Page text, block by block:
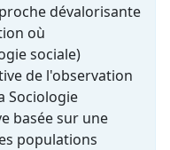
dévalorisante
où
sociale)
de l'observation
Sociologie
basée sur une
populations